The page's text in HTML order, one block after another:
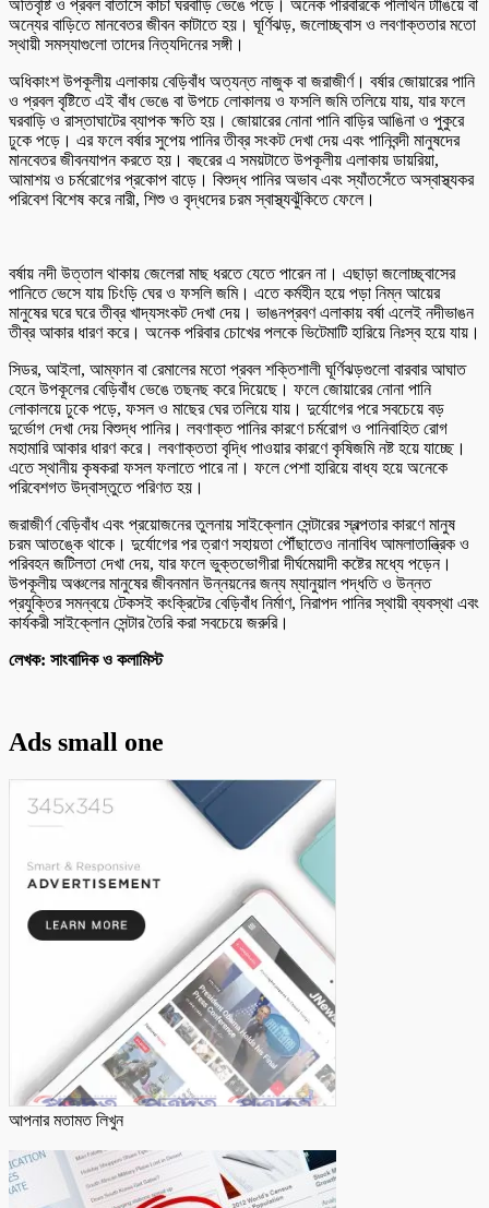
অতিবৃষ্টি ও প্রবল বাতাসে কাঁচা ঘরবাড়ি ভেঙে পড়ে। অনেক পরিবারকে পলিথিন টাঙিয়ে বা
অন্যের বাড়িতে মানবেতর জীবন কাটাতে হয়। ঘূর্ণিঝড়, জলোচ্ছ্বাস ও লবণাক্ততার মতো
স্থায়ী সমস্যাগুলো তাদের নিত্যদিনের সঙ্গী।
অধিকাংশ উপকূলীয় এলাকায় বেড়িবাঁধ অত্যন্ত নাজুক বা জরাজীর্ণ। বর্ষার জোয়ারের পানি
ও প্রবল বৃষ্টিতে এই বাঁধ ভেঙে বা উপচে লোকালয় ও ফসলি জমি তলিয়ে যায়, যার ফলে
ঘরবাড়ি ও রাস্তাঘাটের ব্যাপক ক্ষতি হয়। জোয়ারের নোনা পানি বাড়ির আঙিনা ও পুকুরে
ঢুকে পড়ে। এর ফলে বর্ষার সুপেয় পানির তীব্র সংকট দেখা দেয় এবং পানিবন্দী মানুষদের
মানবেতর জীবনযাপন করতে হয়। বছরের এ সময়টাতে উপকূলীয় এলাকায় ডায়রিয়া,
আমাশয় ও চর্মরোগের প্রকোপ বাড়ে। বিশুদ্ধ পানির অভাব এবং স্যাঁতসেঁতে অস্বাস্থ্যকর
পরিবেশ বিশেষ করে নারী, শিশু ও বৃদ্ধদের চরম স্বাস্থ্যঝুঁকিতে ফেলে।
বর্ষায় নদী উত্তাল থাকায় জেলেরা মাছ ধরতে যেতে পারেন না। এছাড়া জলোচ্ছ্বাসের
পানিতে ভেসে যায় চিংড়ি ঘের ও ফসলি জমি। এতে কর্মহীন হয়ে পড়া নিম্ন আয়ের
মানুষের ঘরে ঘরে তীব্র খাদ্যসংকট দেখা দেয়। ভাঙনপ্রবণ এলাকায় বর্ষা এলেই নদীভাঙন
তীব্র আকার ধারণ করে। অনেক পরিবার চোখের পলকে ভিটেমাটি হারিয়ে নিঃস্ব হয়ে যায়।
সিডর, আইলা, আম্ফান বা রেমালের মতো প্রবল শক্তিশালী ঘূর্ণিঝড়গুলো বারবার আঘাত
হেনে উপকূলের বেড়িবাঁধ ভেঙে তছনছ করে দিয়েছে। ফলে জোয়ারের নোনা পানি
লোকালয়ে ঢুকে পড়ে, ফসল ও মাছের ঘের তলিয়ে যায়। দুর্যোগের পরে সবচেয়ে বড়
দুর্ভোগ দেখা দেয় বিশুদ্ধ পানির। লবণাক্ত পানির কারণে চর্মরোগ ও পানিবাহিত রোগ
মহামারি আকার ধারণ করে। লবণাক্ততা বৃদ্ধি পাওয়ার কারণে কৃষিজমি নষ্ট হয়ে যাচ্ছে।
এতে স্থানীয় কৃষকরা ফসল ফলাতে পারে না। ফলে পেশা হারিয়ে বাধ্য হয়ে অনেকে
পরিবেশগত উদ্বাস্তুতে পরিণত হয়।
জরাজীর্ণ বেড়িবাঁধ এবং প্রয়োজনের তুলনায় সাইক্লোন সেন্টারের স্বল্পতার কারণে মানুষ
চরম আতঙ্কে থাকে। দুর্যোগের পর ত্রাণ সহায়তা পৌঁছাতেও নানাবিধ আমলাতান্ত্রিক ও
পরিবহন জটিলতা দেখা দেয়, যার ফলে ভুক্তভোগীরা দীর্ঘমেয়াদী কষ্টের মধ্যে পড়েন।
উপকূলীয় অঞ্চলের মানুষের জীবনমান উন্নয়নের জন্য ম্যানুয়াল পদ্ধতি ও উন্নত
প্রযুক্তির সমন্বয়ে টেকসই কংক্রিটের বেড়িবাঁধ নির্মাণ, নিরাপদ পানির স্থায়ী ব্যবস্থা এবং
কার্যকরী সাইক্লোন সেন্টার তৈরি করা সবচেয়ে জরুরি।
লেখক: সাংবাদিক ও কলামিস্ট
Ads small one
আপনার মতামত লিখুন